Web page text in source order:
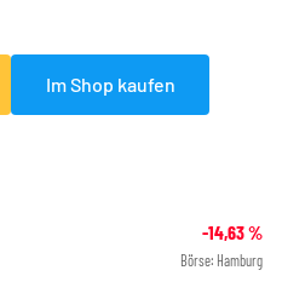
Im Shop kaufen
-14,63%
Börse: Hamburg